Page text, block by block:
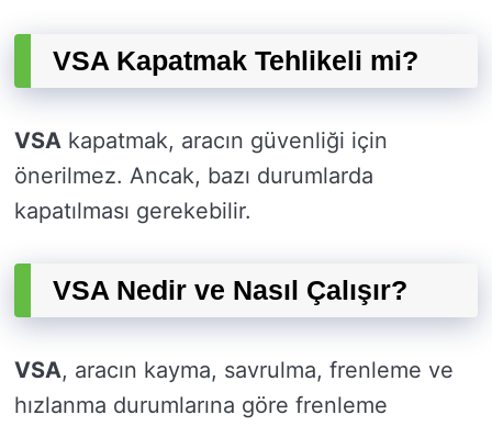
VSA Kapatmak Tehlikeli mi?
VSA kapatmak, aracın güvenliği için
önerilmez. Ancak, bazı durumlarda
kapatılması gerekebilir.
VSA Nedir ve Nasıl Çalışır?
VSA, aracın kayma, savrulma, frenleme ve
hızlanma durumlarına göre frenleme